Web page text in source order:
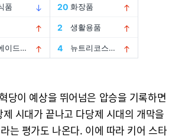
당이 예상을 뛰어넘은 압승을 기록하면
시대가 끝나고 다당제 시대의 개막을
는 평가도 나온다. 이에 따라 키어 스타